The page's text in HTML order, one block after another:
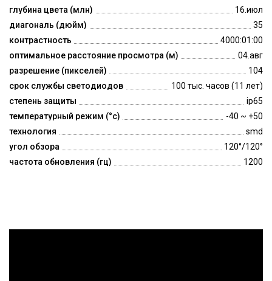
глубина цвета (млн)
16.июл
диагональ (дюйм)
35
контрастность
4000:01:00
оптимальное расстояние просмотра (м)
04.авг
разрешение (пикселей)
104
срок службы светодиодов
100 тыс. часов (11 лет)
степень защиты
ip65
температурный режим (°c)
-40 ~ +50
технология
smd
угол обзора
120°/120°
частота обновления (гц)
1200